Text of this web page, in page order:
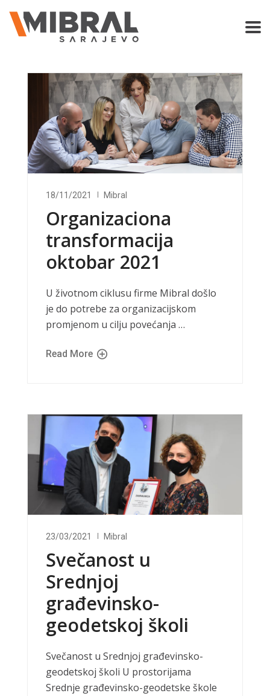
18/11/2021 Mibral
Organizaciona
transformacija
oktobar 2021
U životnom ciklusu firme Mibral došlo
je do potrebe za organizacijskom
promjenom u cilju povećanja …
Read More
23/03/2021 Mibral
Svečanost u
Srednjoj
građevinsko-
geodetskoj školi
Svečanost u Srednjoj građevinsko-
geodetskoj školi U prostorijama
Srednje građevinsko-geodetske škole